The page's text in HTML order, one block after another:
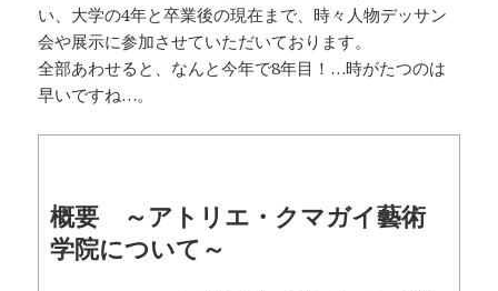
い、大学の4年と卒業後の現在まで、時々人物デッサン
会や展示に参加させていただいております。
全部あわせると、なんと今年で8年目！…時がたつのは
早いですね…。
概要 ～アトリエ・クマガイ藝術
学院について～